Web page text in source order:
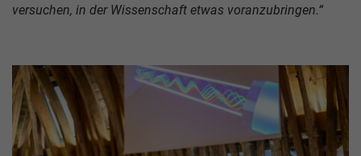
versuchen, in der Wissenschaft etwas voranzubringen.“